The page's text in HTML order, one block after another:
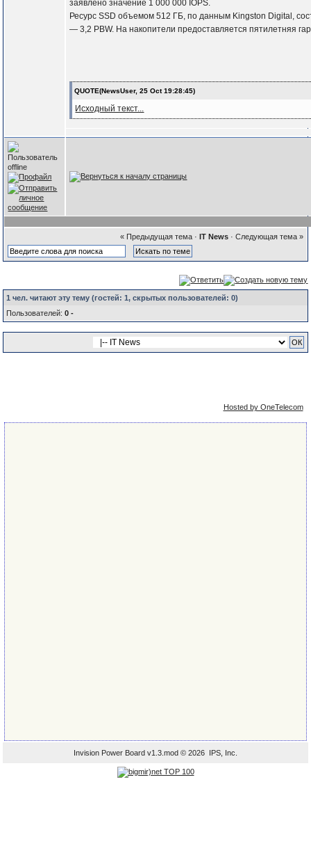
заявлено значение 1 000 000 IOPS.
Ресурс SSD объемом 512 ГБ, по данным Kingston Digital,
— 3,2 PBW. На накопители предоставляется пятилетняя
QUOTE(NewsUser, 25 Oct 19:28:45)
Исходный текст...
« Предыдущая тема· IT News· Следующая тема »
1 чел. читают эту тему (гостей:1, скрытых пользователей:0)
Пользователей:0 -
Hosted by OneTelecom
Invision Power Board v1.3.mod © 2026 IPS, Inc.